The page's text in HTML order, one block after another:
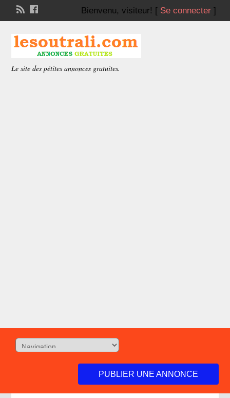
Bienvenu, visiteur! [ Se connecter]
Le site des pétites annonces gratuites.
PUBLIER UNE ANNONCE